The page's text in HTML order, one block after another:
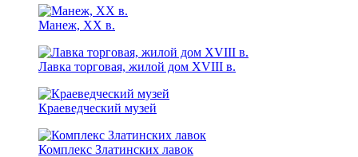
Манеж, XX в.
Лавка торговая, жилой дом XVIII в.
Краеведческий музей
Комплекс Златинских лавок